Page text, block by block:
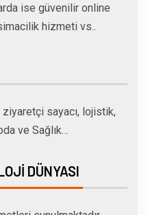
ise güvenilir online
hizmeti vs..
sayacı, lojistik,
ve Sağlık…
DÜNYASI